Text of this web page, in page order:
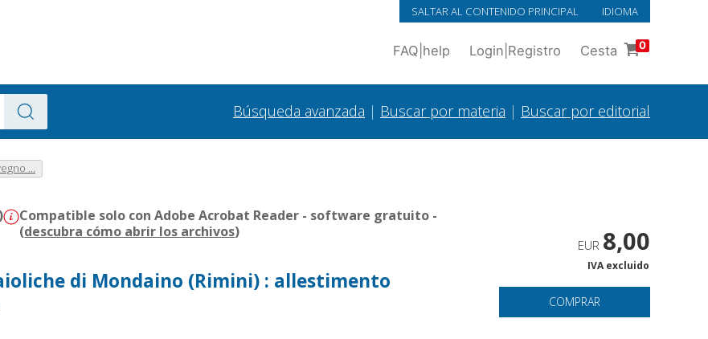
SALTAR AL CONTENIDO PRINCIPAL IDIOMA
FAQ help Login Registro Cesta 0
Búsqueda avanzada | Buscar por materia | Buscar por editorial
...
Compatible solo con Adobe Acrobat Reader - software gratuito -
(descubra cómo abrir los archivos)
di Mondaino (Rimini) : allestimento
EUR 8,00
IVA excluido
COMPRAR